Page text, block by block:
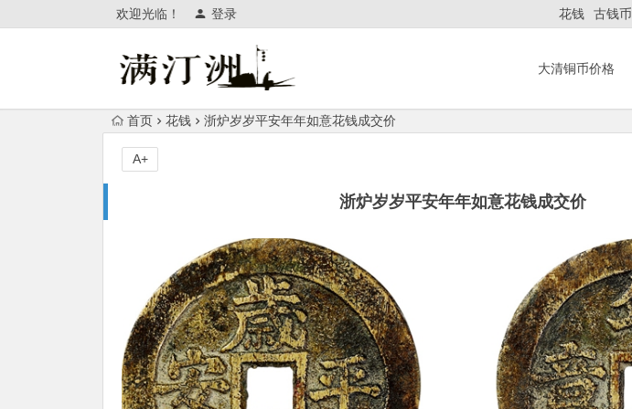
欢迎光临！ 登录 花钱 古钱币
大清铜币价格
首页 花钱 浙炉岁岁平安年年如意花钱成交价
浙炉岁岁平安年年如意花钱成交价
A+